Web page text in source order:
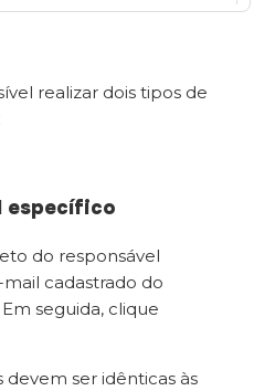
realizar dois tipos de
específico
do responsável
cadastrado do
seguida, clique
devem ser idênticas às